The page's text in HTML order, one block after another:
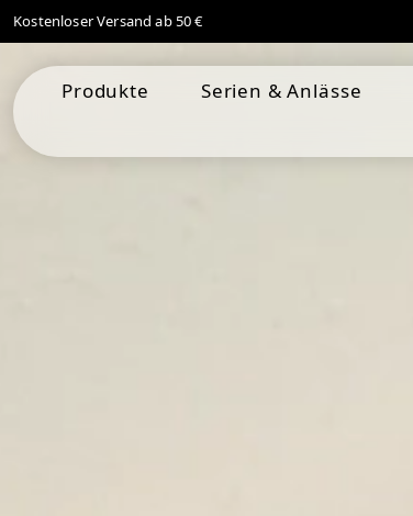
Zur Hauptnavigation springen
Kostenloser Versand ab 50 €
Produkte Serien & Anlässe